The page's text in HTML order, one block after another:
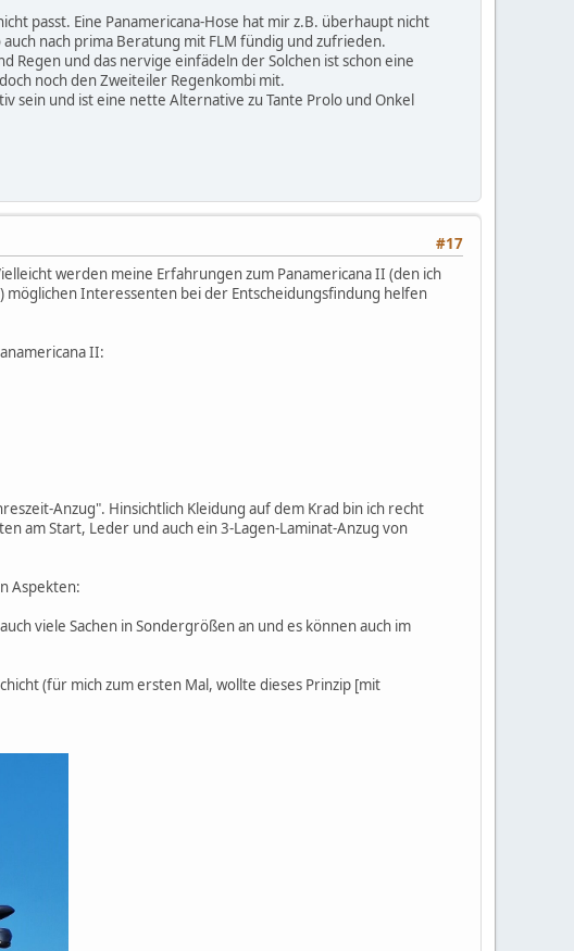
passt. Eine Panamericana-Hose hat mir z.B. überhaupt nicht
nach prima Beratung mit FLM fündig und zufrieden.
Regen und das nervige einfädeln der Solchen ist schon eine
noch den Zweiteiler Regenkombi mit.
sein und ist eine nette Alternative zu Tante Prolo und Onkel
#17
werden meine Erfahrungen zum Panamericana II (den ich
möglichen Interessenten bei der Entscheidungsfindung helfen
II:
Anzug". Hinsichtlich Kleidung auf dem Krad bin ich recht
am Start, Leder und auch ein 3-Lagen-Laminat-Anzug von
Aspekten:
viele Sachen in Sondergrößen an und es können auch im
(für mich zum ersten Mal, wollte dieses Prinzip [mit